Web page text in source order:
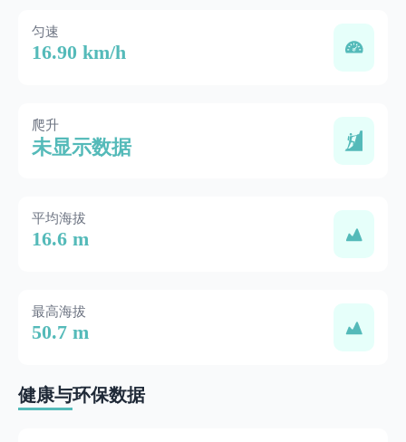
匀速
16.90 km/h
爬升
未显示数据
平均海拔
16.6 m
最高海拔
50.7 m
健康与环保数据